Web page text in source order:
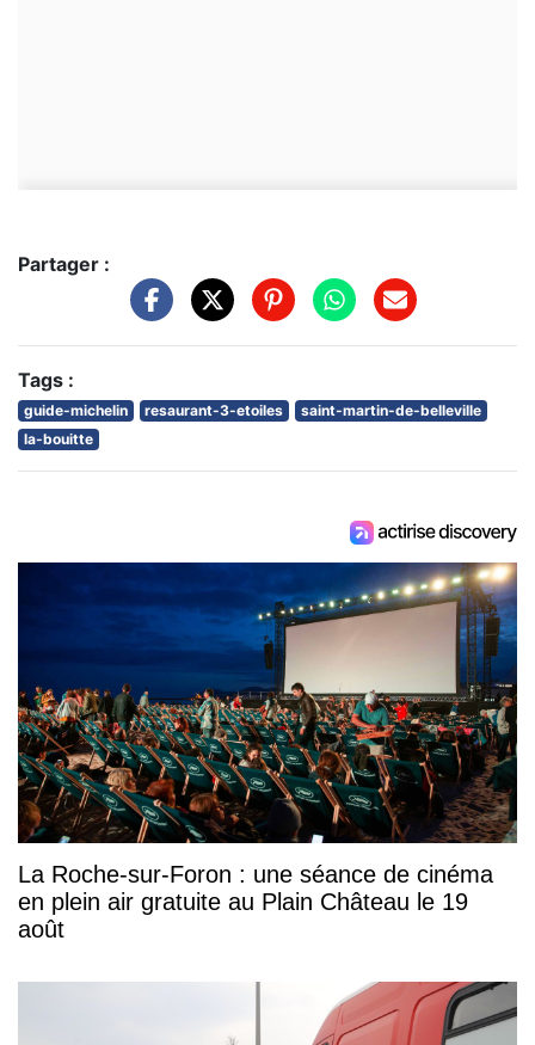
Partager :
Tags :
guide-michelin resaurant-3-etoiles
saint-martin-de-belleville
la-bouitte
La Roche-sur-Foron : une séance de cinéma
en plein air gratuite au Plain Château le 19
août